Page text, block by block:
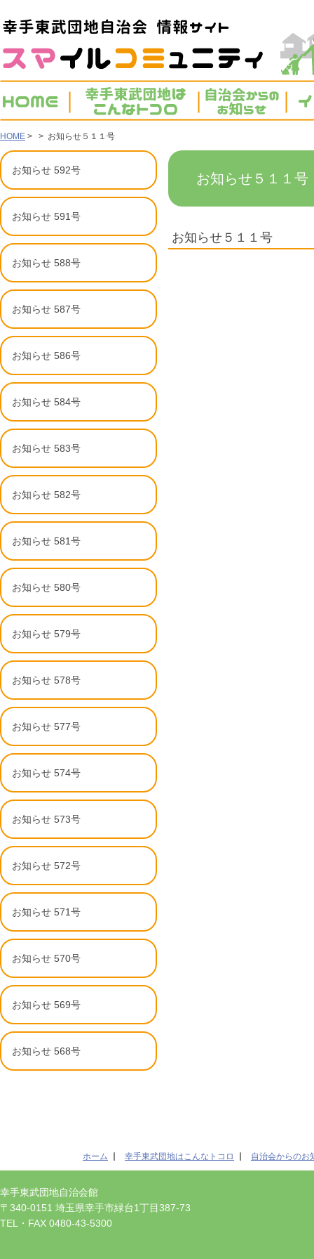
HOME > > お知らせ５１１号
お知らせ 592号
お知らせ 591号
お知らせ 588号
お知らせ 587号
お知らせ 586号
お知らせ 584号
お知らせ 583号
お知らせ 582号
お知らせ 581号
お知らせ 580号
お知らせ 579号
お知らせ 578号
お知らせ 577号
お知らせ 574号
お知らせ 573号
お知らせ 572号
お知らせ 571号
お知らせ 570号
お知らせ 569号
お知らせ 568号
お知らせ５１１
お知らせ５１１号
ホーム 幸手東武団地はこんなトコロ 自治会からのお
幸手東武団地自治会館
〒340-0151 埼玉県幸手市緑台1丁目387-73
TEL・FAX 0480-43-5300